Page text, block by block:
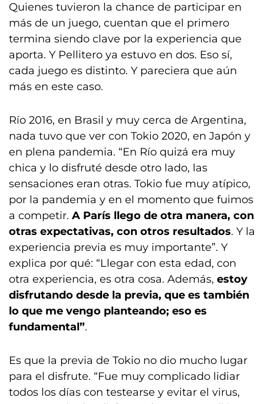
Quienes tuvieron la chance de participar en
más de un juego, cuentan que el primero
termina siendo clave por la experiencia que
aporta. Y Pellitero ya estuvo en dos. Eso sí,
cada juego es distinto. Y pareciera que aún
más en este caso.
Río 2016, en Brasil y muy cerca de Argentina,
nada tuvo que ver con Tokio 2020, en Japón y
en plena pandemia. “En Río quizá era muy
chica y lo disfruté desde otro lado, las
sensaciones eran otras. Tokio fue muy atípico,
por la pandemia y en el momento que fuimos
a competir. A París llego de otra manera, con
otras expectativas, con otros resultados. Y la
experiencia previa es muy importante”. Y
explica por qué: “Llegar con esta edad, con
otra experiencia, es otra cosa. Además, estoy
disfrutando desde la previa, que es también
lo que me vengo planteando; eso es
fundamental”.
Es que la previa de Tokio no dio mucho lugar
para el disfrute. “Fue muy complicado lidiar
todos los días con testearse y evitar el virus,